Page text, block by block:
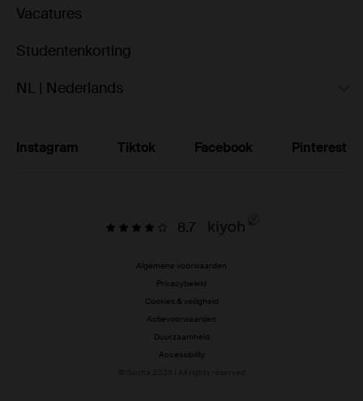
Vacatures
Studentenkorting
NL | Nederlands
Instagram Tiktok Facebook Pinterest
8.7
Algemene voorwaarden
Privacybeleid
Cookies & veiligheid
Actievoorwaarden
Duurzaamheid
Accessibility